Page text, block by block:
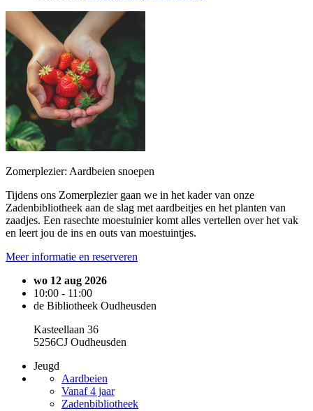
Zomerplezier: Aardbeien snoepen
Tijdens ons Zomerplezier gaan we in het kader van onze
Zadenbibliotheek aan de slag met aardbeitjes en het planten van
zaadjes. Een rasechte moestuinier komt alles vertellen over het vak
en leert jou de ins en outs van moestuintjes.
Meer informatie en reserveren
wo 12 aug 2026
10:00 - 11:00
de Bibliotheek Oudheusden
Kasteellaan 36
5256CJ Oudheusden
Jeugd
Aardbeien
Vanaf 4 jaar
Zadenbibliotheek